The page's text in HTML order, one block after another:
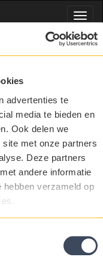
advertenties te
media te bieden en
Ook delen we
met onze partners
Deze partners
andere informatie
verzameld op
en-klare oplossingen
groenten en fruit. Met
service
wereldwijd, heeft
de lokale markt, haar
food and agri, follow